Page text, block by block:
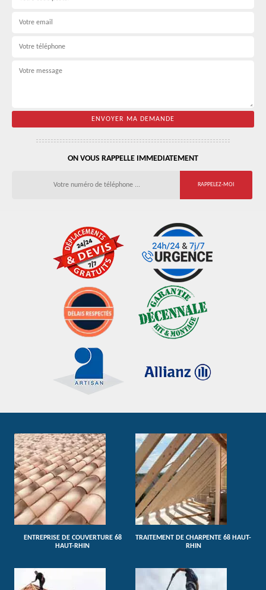
ON VOUS RAPPELLE IMMEDIATEMENT
ENTREPRISE DE COUVERTURE 68
HAUT-RHIN
TRAITEMENT DE CHARPENTE 68 HAUT-
RHIN